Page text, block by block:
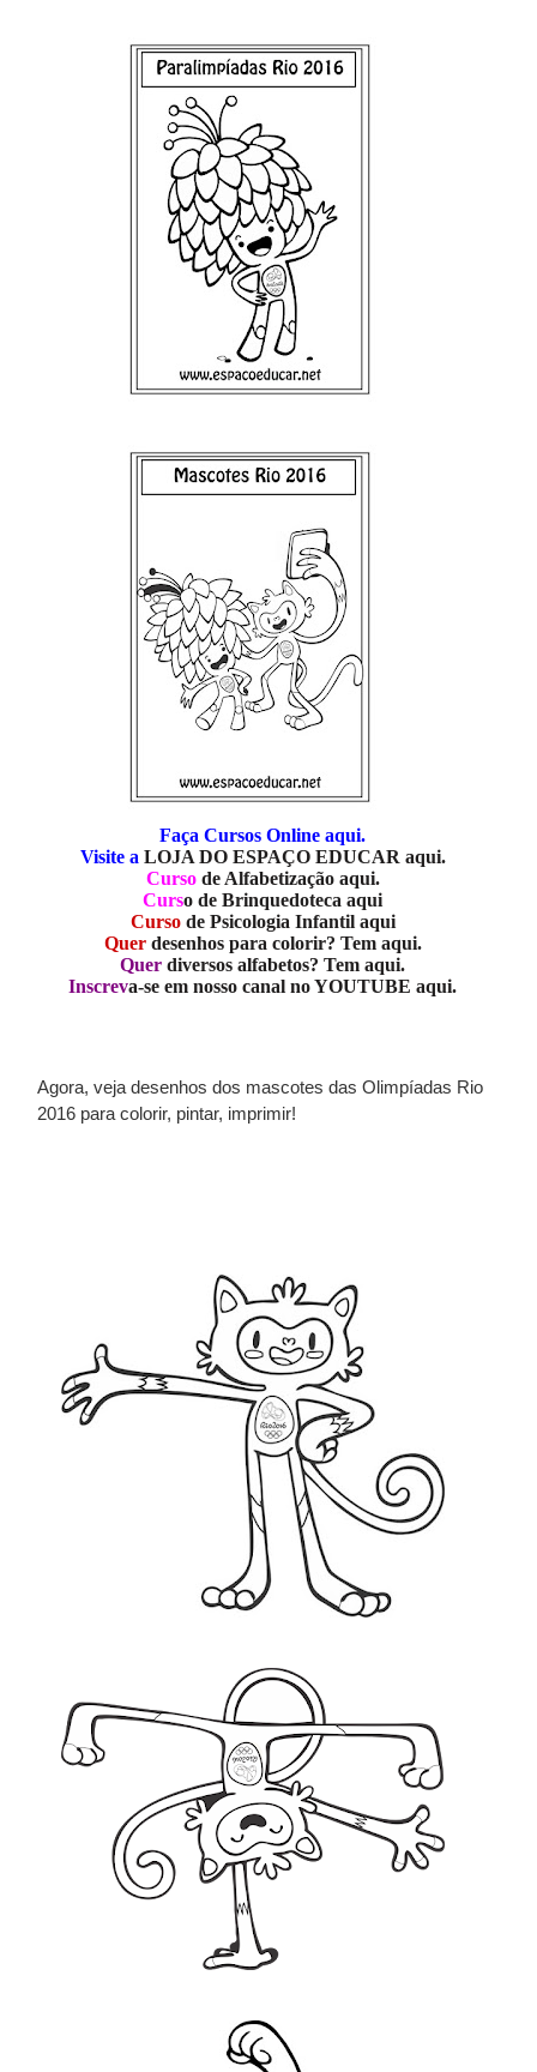
Faça Cursos Online aqui.
Visite a LOJA DO ESPAÇO EDUCAR aqui.
Curso de Alfabetização aqui.
Curso de Brinquedoteca aqui
Curso de Psicologia Infantil aqui
Querdesenhos para colorir? Tem aqui.
Querdiversos alfabetos? Tem aqui.
Inscreva-se em nosso canal no YOUTUBE aqui.
Agora, veja desenhos dos mascotes das Olimpíadas Rio
2016 para colorir, pintar, imprimir!